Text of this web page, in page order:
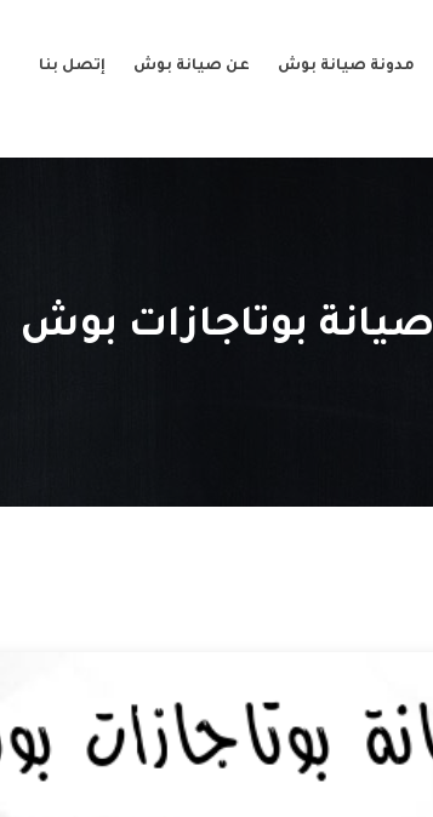
مدونة صيانة بوش عن صيانة بوش إتصل بنا
صيانة بوتاجازات بوش